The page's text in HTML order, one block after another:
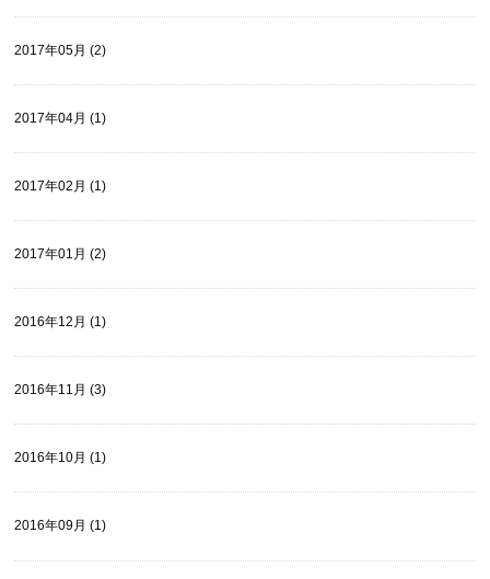
2017年05月 (2)
2017年04月 (1)
2017年02月 (1)
2017年01月 (2)
2016年12月 (1)
2016年11月 (3)
2016年10月 (1)
2016年09月 (1)